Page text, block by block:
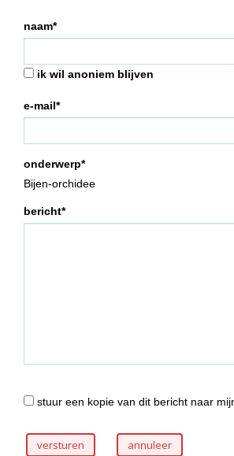
naam*
ik wil anoniem blijven
e-mail*
onderwerp*
Bijen-orchidee
bericht*
stuur een kopie van dit bericht naar
versturen